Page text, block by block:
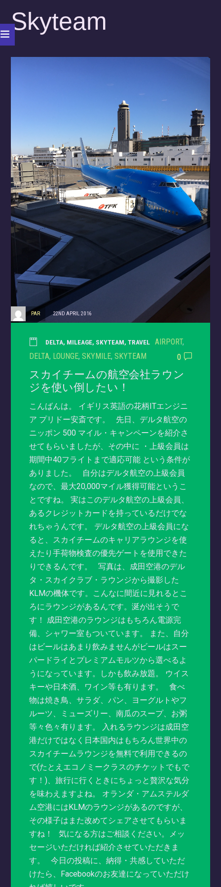
Skyteam
PAR 22ND APRIL 2016
DELTA, MILEAGE, SKYTEAM, TRAVEL AIRPORT,
DELTA, LOUNGE, SKYMILE, SKYTEAM 0
スカイチームの航空会社ラウン
ジを使い倒したい！
こんばんは。 イギリス英語の花柄ITエンジニ
ア プリドー安斎です。 先日、デルタ航空の
ニッポン 500 マイル・キャンペーンを紹介さ
せてもらいましたが、その中に ・上級会員は
期間中40フライトまで適応可能 という条件が
ありました。 自分はデルタ航空の上級会員
なので、最大20,000マイル獲得可能というこ
とですね。 実はこのデルタ航空の上級会員、
あるクレジットカードを持っているだけでな
れちゃうんです。 デルタ航空の上級会員にな
ると、スカイチームのキャリアラウンジを使
えたり手荷物検査の優先ゲートを使用できた
りできるんです。 写真は、成田空港のデル
タ・スカイクラブ・ラウンジから撮影した
KLMの機体です。こんなに間近に見れるとこ
ろにラウンジがあるんです。涎が出そうで
す！ 成田空港のラウンジはもちろん電源完
備、シャワー室もついています。 また、自分
はビールはあまり飲みませんがビールはスー
パードライとプレミアムモルツから選べるよ
うになっています。しかも飲み放題。 ウイス
キーや日本酒、ワイン等も有ります。 食べ
物は焼き鳥、サラダ、パン、ヨーグルトやフ
ルーツ、ミューズリー、南瓜のスープ、お粥
等々色々有ります。 入れるラウンジは成田空
港だけではなく日本国内はもちろん世界中の
スカイチームラウンジを無料で利用できるの
で(たとえエコノミークラスのチケットでもで
す！)、旅行に行くときにちょっと贅沢な気分
を味わえますよね。 オランダ・アムステルダ
ム空港にはKLMのラウンジがあるのですが、
その様子はまた改めてシェアさせてもらいま
すね！ 気になる方はご相談ください。メッ
セージいただければ紹介させていただきま
す。 今日の投稿に、納得・共感していただ
けたら、Facebookのお友達になっていただけ